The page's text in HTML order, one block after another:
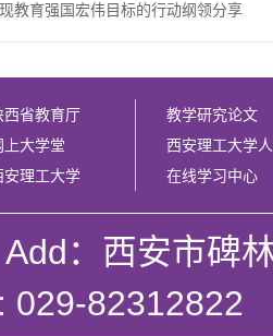
教育强国宏伟目标的行动纲领分享
西省教育厅
上大学堂
安理工大学
教学研究论文
西安理工大学
在线学习中心
Add：西安市碑
029-82312822